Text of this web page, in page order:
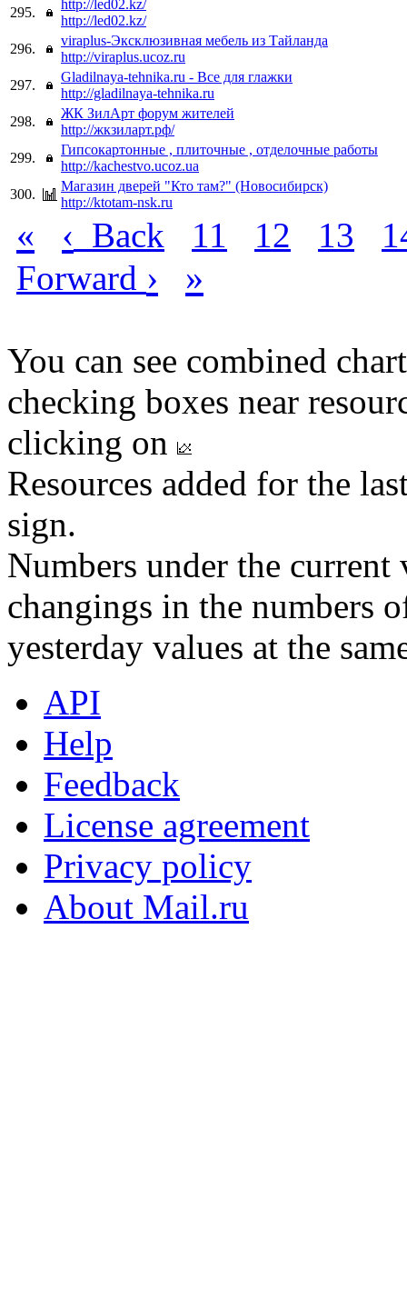
295.
http://led02.kz/
http://led02.kz/
296.
viraplus-Эксклюзивная мебель из Тайланда
http://viraplus.ucoz.ru
297.
Gladilnaya-tehnika.ru - Все для глажки
http://gladilnaya-tehnika.ru
298.
ЖК ЗилАрт форум жителей
http://жкзиларт.рф/
299.
Гипсокартонные , плиточные , отделочные работы
http://kachestvo.ucoz.ua
300.
Магазин дверей "Кто там?" (Новосибирск)
http://ktotam-nsk.ru
« ‹ Back 11 12 13
Forward › »
You can see combined
checking boxes near
clicking on
Resources added for the
sign.
Numbers under the
changings in the numbers
yesterday values at the
API
Help
Feedback
License agreement
Privacy policy
About Mail.ru